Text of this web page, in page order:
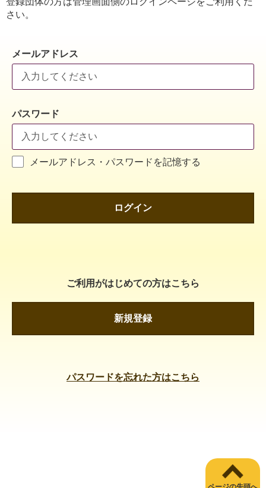
さい。
メールアドレス
パスワード
メールアドレス・パスワードを記憶する
ログイン
ご利用がはじめての方はこちら
新規登録
パスワードを忘れた方はこちら